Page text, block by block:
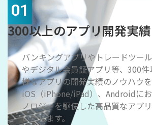
01
300以上のアプリ開発実績
バンキングアプリやトレードツー
やデジタル会員証アプリ等、300
様なアプリの開発実績のノウハウを
iOS（iPhone/iPad）、Androidに
ノロジーを駆使した高品質なアプ
いたします。